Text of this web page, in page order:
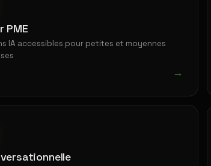
PME
IA accessibles pour petites et moyennes
→